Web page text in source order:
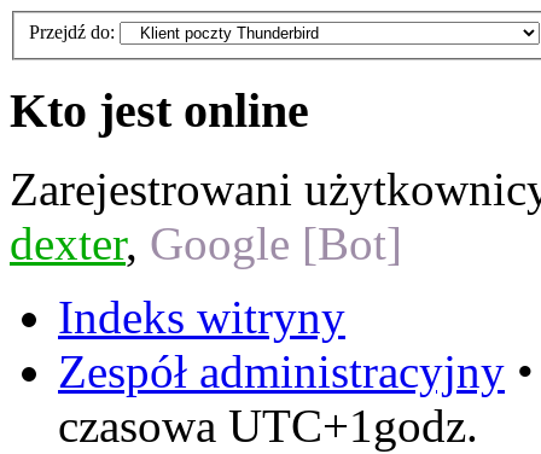
Przejdź do:
Kto jest online
Zarejestrowani
dexter, Google [Bot]
Indeks witryny
Zespół administracyjny
czasowa UTC+1godz.